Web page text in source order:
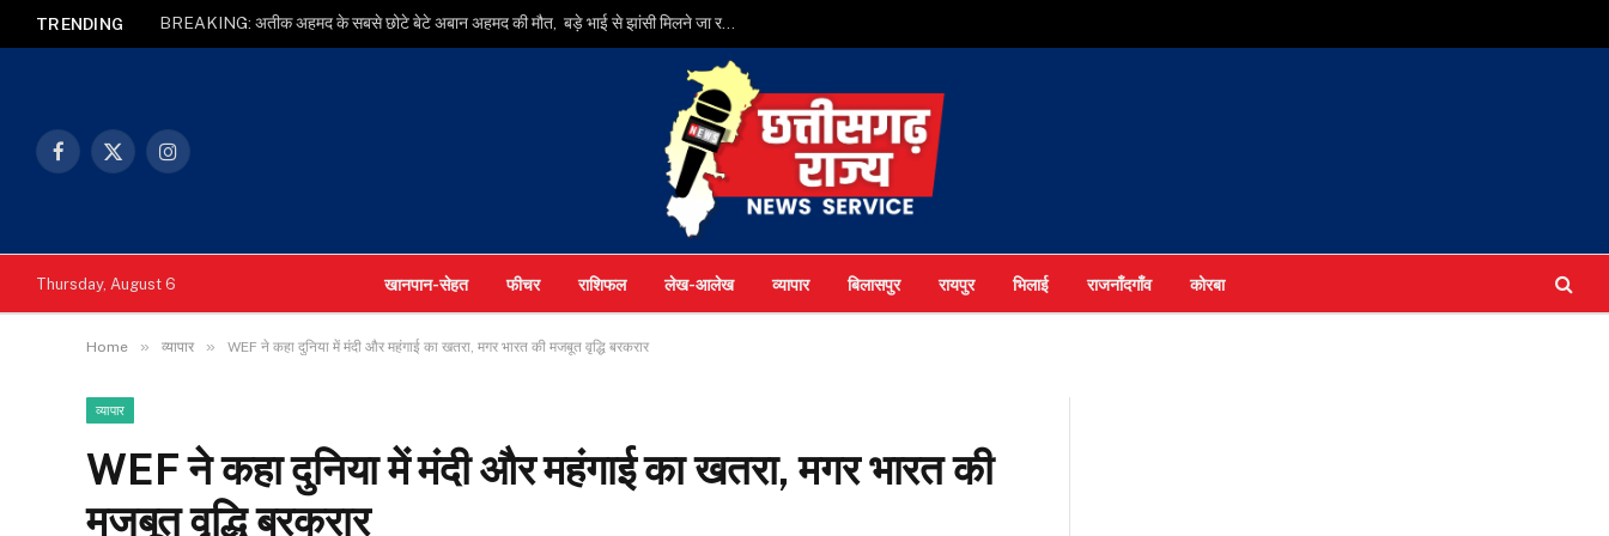
TRENDING BREAKING: अतीक अहमद के सबसे छोटे बेटे अबान अहमद की मौत, बड़े भाई से झांसी मिलने जा रहा था जेल…
Facebook
X
Instagram
Thursday, August 6 खानपान-सेहत फीचर राशिफल लेख-आलेख व्यापार बिलासपुर रायपुर भिलाई राजनाँदगाँव कोरबा
Home » व्यापार » WEF ने कहा दुनिया में मंदी और महंगाई का खतरा, मगर भारत की मजबूत वृद्धि बरकरार
व्यापार
WEF ने कहा दुनिया में मंदी और महंगाई का खतरा, मगर भारत की
मजबूत वृद्धि बरकरार